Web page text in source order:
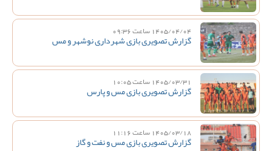
1405/04/04 ساعت 09:36
گزارش تصویری بازی شهرداری نوشهر و مس
1405/03/31 ساعت 10:05
گزارش تصویری بازی مس و پارس
1405/03/18 ساعت 11:16
گزارش تصویری بازی مس و نفت و گاز